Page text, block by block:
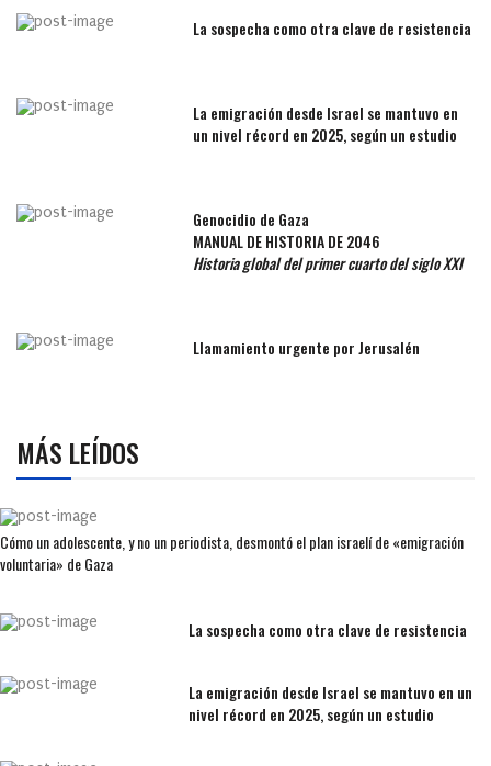
La sospecha como otra clave de resistencia
La emigración desde Israel se mantuvo en
un nivel récord en 2025, según un estudio
Genocidio de Gaza
MANUAL DE HISTORIA DE 2046
Historia global del primer cuarto del siglo XXI
Llamamiento urgente por Jerusalén
MÁS LEÍDOS
Cómo un adolescente, y no un periodista, desmontó el plan israelí de «emigración
voluntaria» de Gaza
La sospecha como otra clave de resistencia
La emigración desde Israel se mantuvo en un
nivel récord en 2025, según un estudio